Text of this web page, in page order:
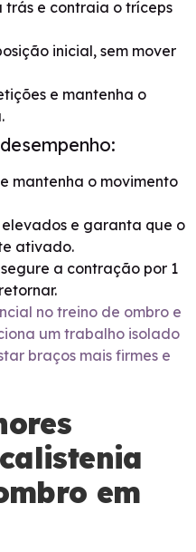
trás e contraia o tríceps
inicial, sem mover
e mantenha o
mantenha o movimento
e garanta que o
ativado.
a contração por 1
no treino de ombro e
um trabalho isolado
braços mais firmes e
em